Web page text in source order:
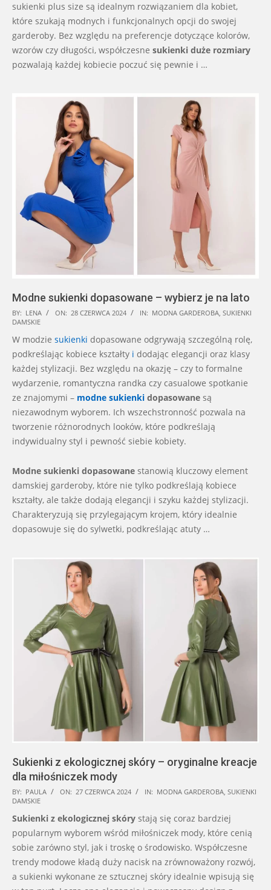
sukienki plus size są idealnym rozwiązaniem dla kobiet,
które szukają modnych i funkcjonalnych opcji do swojej
garderoby. Bez względu na preferencje dotyczące kolorów,
wzorów czy długości, współczesne sukienki duże rozmiary
pozwalają każdej kobiecie poczuć się pewnie i …
Modne sukienki dopasowane – wybierz je na lato
2024-
06-
28
BY: LENA ON: 28 CZERWCA 2024 IN: MODNA GARDEROBA, SUKIENKI
DAMSKIE
W modzie sukienki dopasowane odgrywają szczególną rolę,
podkreślając kobiece kształty i dodając elegancji oraz klasy
każdej stylizacji. Bez względu na okazję – czy to formalne
wydarzenie, romantyczna randka czy casualowe spotkanie
ze znajomymi – modne sukienki dopasowane są
niezawodnym wyborem. Ich wszechstronność pozwala na
tworzenie różnorodnych looków, które podkreślają
indywidualny styl i pewność siebie kobiety.
Modne sukienki dopasowane stanowią kluczowy element
damskiej garderoby, które nie tylko podkreślają kobiece
kształty, ale także dodają elegancji i szyku każdej stylizacji.
Charakteryzują się przylegającym krojem, który idealnie
dopasowuje się do sylwetki, podkreślając atuty …
Sukienki z ekologicznej skóry – oryginalne kreacje
dla miłośniczek mody
2024-
06-
27
BY: PAULA ON: 27 CZERWCA 2024 IN: MODNA GARDEROBA, SUKIENKI
DAMSKIE
Sukienki z ekologicznej skóry stają się coraz bardziej
popularnym wyborem wśród miłośniczek mody, które cenią
sobie zarówno styl, jak i troskę o środowisko. Współczesne
trendy modowe kładą duży nacisk na zrównoważony rozwój,
a sukienki wykonane ze sztucznej skóry idealnie wpisują się